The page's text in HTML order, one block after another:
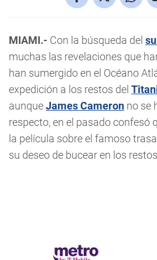
MIAMI.- Con la búsqueda del
muchas las revelaciones que
han sumergido en el Océano
expedición a los restos del
aunqueJames Cameron no se
respecto, en el pasado confesó
la película sobre el famoso
su deseo de bucear en los